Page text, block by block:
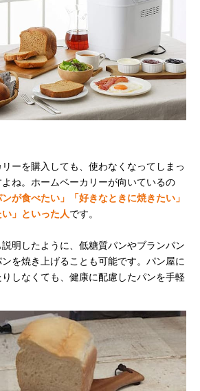
ーを購入しても、使わなくなってしまっ
ね。ホームベーカリーが向いているの
ンが食べたい」「好きなときに焼きたい」
い」といった人です。
明したように、低糖質パンやブランパン
を焼き上げることも可能です。パン屋に
しなくても、健康に配慮したパンを手軽